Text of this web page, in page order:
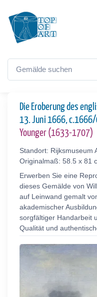
Die Eroberung des
13. Juni 1666,
Younger (1633-1707)
Standort: Rijksmuseum
Originalmaß: 58.5 x 81
Erwerben Sie eine
dieses Gemälde von
auf Leinwand gemalt
akademischer
sorgfältiger Handarbeit
Qualität und